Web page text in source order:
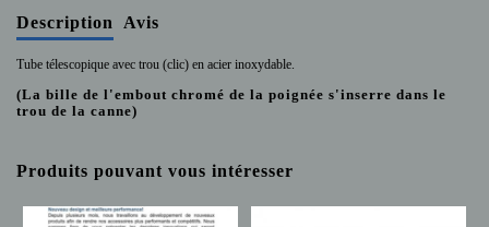
Description Avis
Tube télescopique avec trou (clic) en acier inoxydable.
(La bille de l'embout chromé de la poignée s'inserre dans le
trou de la canne)
Produits pouvant vous intéresser